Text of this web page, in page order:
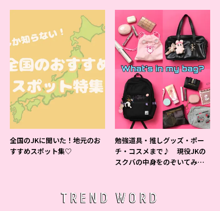
全国のJKに聞いた！地元のお
すすめスポット集♡
勉強道具・推しグッズ・ポー
チ・コスメまで♪ 現役JKの
スクバの中身をのぞいてみ
TREND WORD